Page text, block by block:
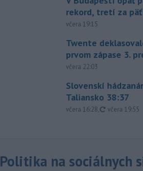
rekord, tretí za
včera 19:15
Twente
prvom zápase 3.
včera 22:03
Slovenskí
Taliansko 38:37
včera 16:28, aktualizované
včera 19:55
Politika na sociálnych